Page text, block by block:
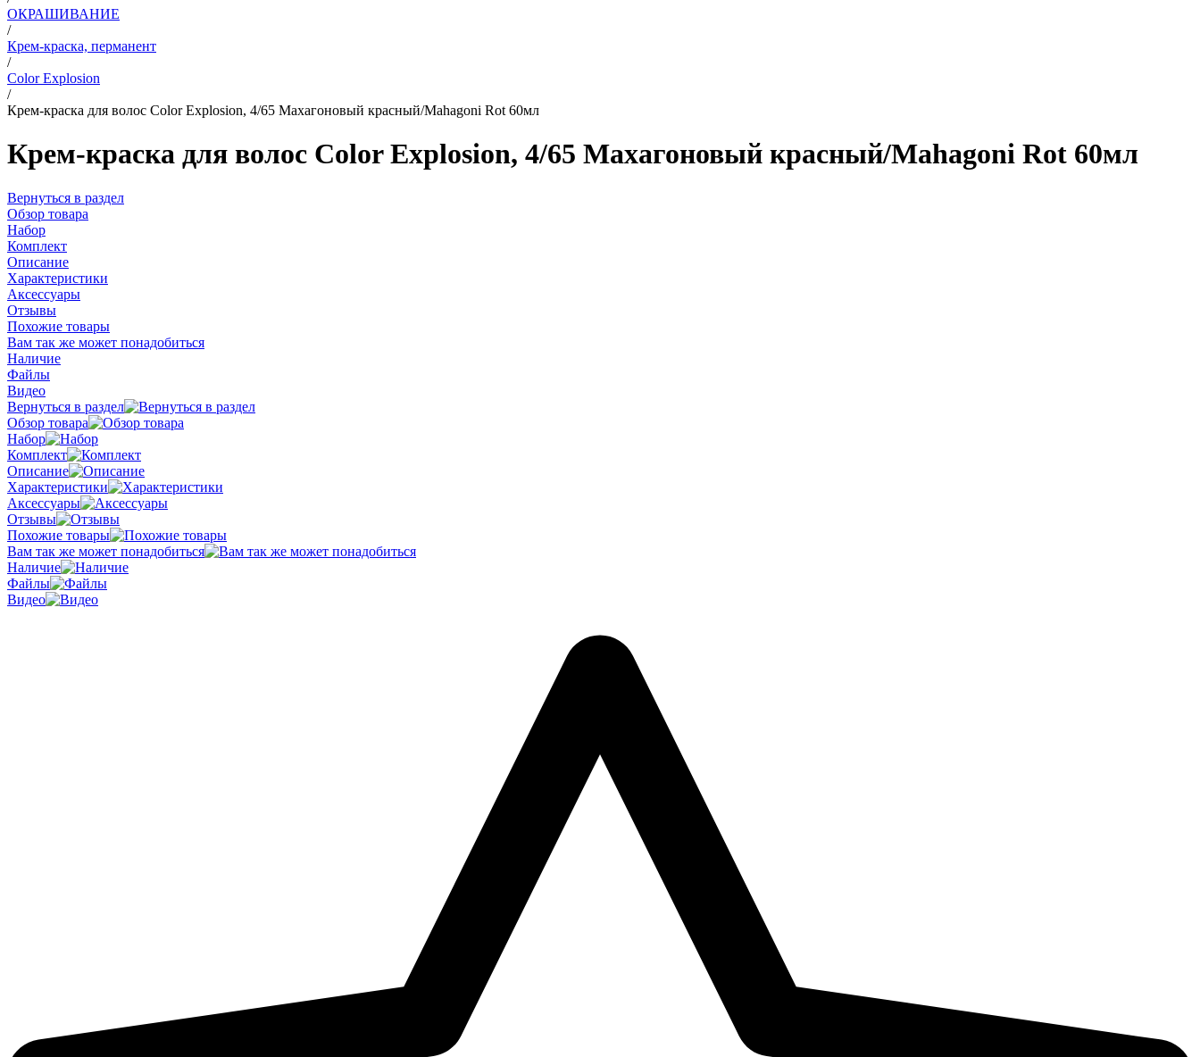
ОКРАШИВАНИЕ
/
Крем-краска, перманент
/
Color Explosion
/
Крем-краска для волос Color Explosion, 4/65 Махагоновый красный/Mahagoni Rot 60мл
Крем-краска для волос Color Explosion, 4/65 Махагоновый красный/Mahagoni Rot 60мл
Вернуться в раздел
Обзор товара
Набор
Комплект
Описание
Характеристики
Аксессуары
Отзывы
Похожие товары
Вам так же может понадобиться
Наличие
Файлы
Видео
Вернуться в раздел
Обзор товара
Набор
Комплект
Описание
Характеристики
Аксессуары
Отзывы
Похожие товары
Вам так же может понадобиться
Наличие
Файлы
Видео